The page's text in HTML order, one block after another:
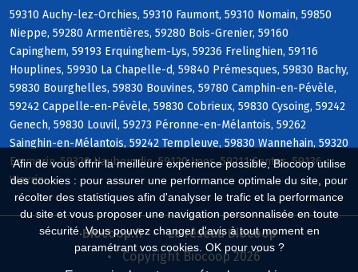
Afin de vous offrir la meilleure expérience possible, Biocoop utilise
des cookies : pour assurer une performance optimale du site, pour
récolter des statistiques afin d'analyser le trafic et la performance
du site et vous proposer une navigation personnalisée en toute
sécurité. Vous pouvez changer d'avis à tout moment en
paramétrant vos cookies. OK pour vous ?
59310 Auchy-lez-Orchies, 59310 Faumont, 59310 Nomain, 59850
Nieppe, 59280 Armentières, 59280 Bois-Grenier, 59160
Capinghem, 59193 Erquinghem-Lys, 59236 Frelinghien, 59116
Houplines, 59930 La Chapelle-d, 59840 Prémesques, 59830 Bachy,
59830 Bourghelles, 59830 Bouvines, 59780 Camphin-en-Pévèle,
59242 Cappelle-en-Pévèle, 59830 Cobrieux, 59830 Cysoing, 59242
Genech, 59830 Louvil, 59273 Péronne-en-Mélantois, 59262
Sainghin-en-Mélantois, 59242 Templeuve, 59830 Wannehain, 59320
Emmerin, 59320 Haubourdin, 59120 Loos, 59211 Santes, 59136
Wavrin
Biocoop.fr
Le réseau Biocoop
Copyright Biocoop 2026